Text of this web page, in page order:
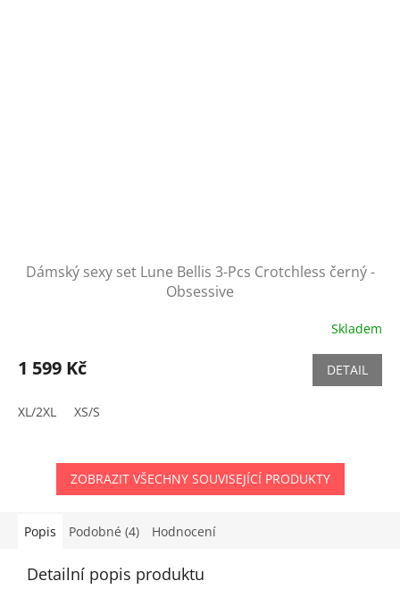
Dámský sexy set Lune Bellis 3-Pcs Crotchless černý -
Obsessive
Skladem
1 599 Kč DETAIL
XL/2XL XS/S
ZOBRAZIT VŠECHNY SOUVISEJÍCÍ PRODUKTY
Popis Podobné (4) Hodnocení
Detailní popis produktu